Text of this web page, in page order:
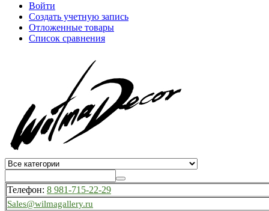
Войти
Создать учетную запись
Отложенные товары
Список сравнения
Телефон: 8 981-715-22-29
Sales@wilmagallery.ru